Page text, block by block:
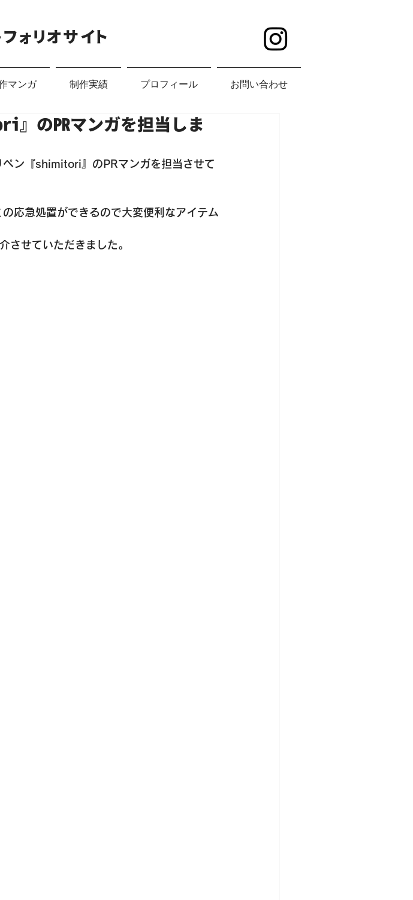
ォリオサイト
マンガ 制作実績 プロフィール お問い合わせ
』のPRマンガを担当しま
ン『shimitori』のPRマンガを担当させて
応急処置ができるので大変便利なアイテム
させていただきました。